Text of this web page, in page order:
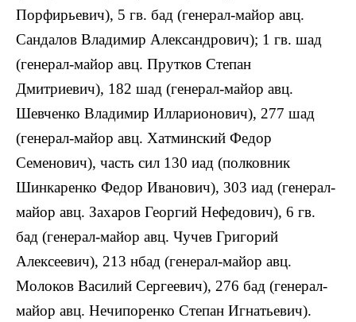
Порфирьевич), 5 гв. бад (генерал-майор авц.
Сандалов Владимир Александрович); 1 гв. шад
(генерал-майор авц. Прутков Степан
Дмитриевич), 182 шад (генерал-майор авц.
Шевченко Владимир Илларионович), 277 шад
(генерал-майор авц. Хатминский Федор
Семенович), часть сил 130 иад (полковник
Шинкаренко Федор Иванович), 303 иад (генерал-
майор авц. Захаров Георгий Нефедович), 6 гв.
бад (генерал-майор авц. Чучев Григорий
Алексеевич), 213 нбад (генерал-майор авц.
Молоков Василий Сергеевич), 276 бад (генерал-
майор авц. Нечипоренко Степан Игнатьевич).